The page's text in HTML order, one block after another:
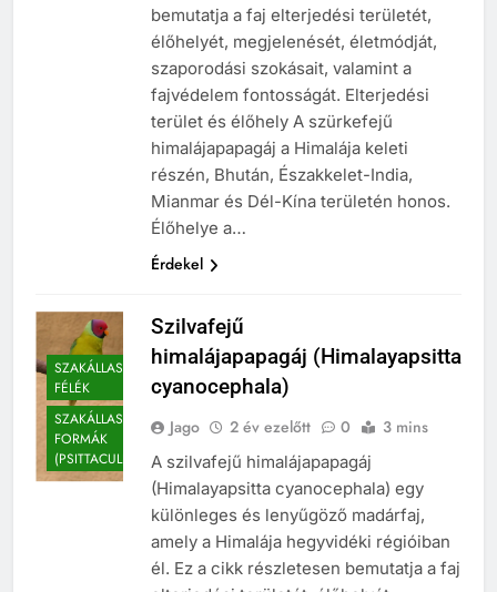
bemutatja a faj elterjedési területét,
élőhelyét, megjelenését, életmódját,
szaporodási szokásait, valamint a
fajvédelem fontosságát. Elterjedési
terület és élőhely A szürkefejű
himalájapapagáj a Himalája keleti
részén, Bhután, Északkelet-India,
Mianmar és Dél-Kína területén honos.
Élőhelye a…
Érdekel
SZAKÁLLASPAPAGÁJ
FÉLÉK
SZAKÁLLASPAPAGÁJ-
FORMÁK
(PSITTACULINAE)
Szilvafejű
himalájapapagáj (Himalayapsitta
cyanocephala)
Jago 2 év ezelőtt 0 3 mins
A szilvafejű himalájapapagáj
(Himalayapsitta cyanocephala) egy
különleges és lenyűgöző madárfaj,
amely a Himalája hegyvidéki régióiban
él. Ez a cikk részletesen bemutatja a faj